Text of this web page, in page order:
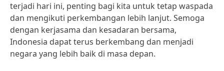
terjadi hari ini, penting bagi kita untuk tetap waspada
dan mengikuti perkembangan lebih lanjut. Semoga
dengan kerjasama dan kesadaran bersama,
Indonesia dapat terus berkembang dan menjadi
negara yang lebih baik di masa depan.